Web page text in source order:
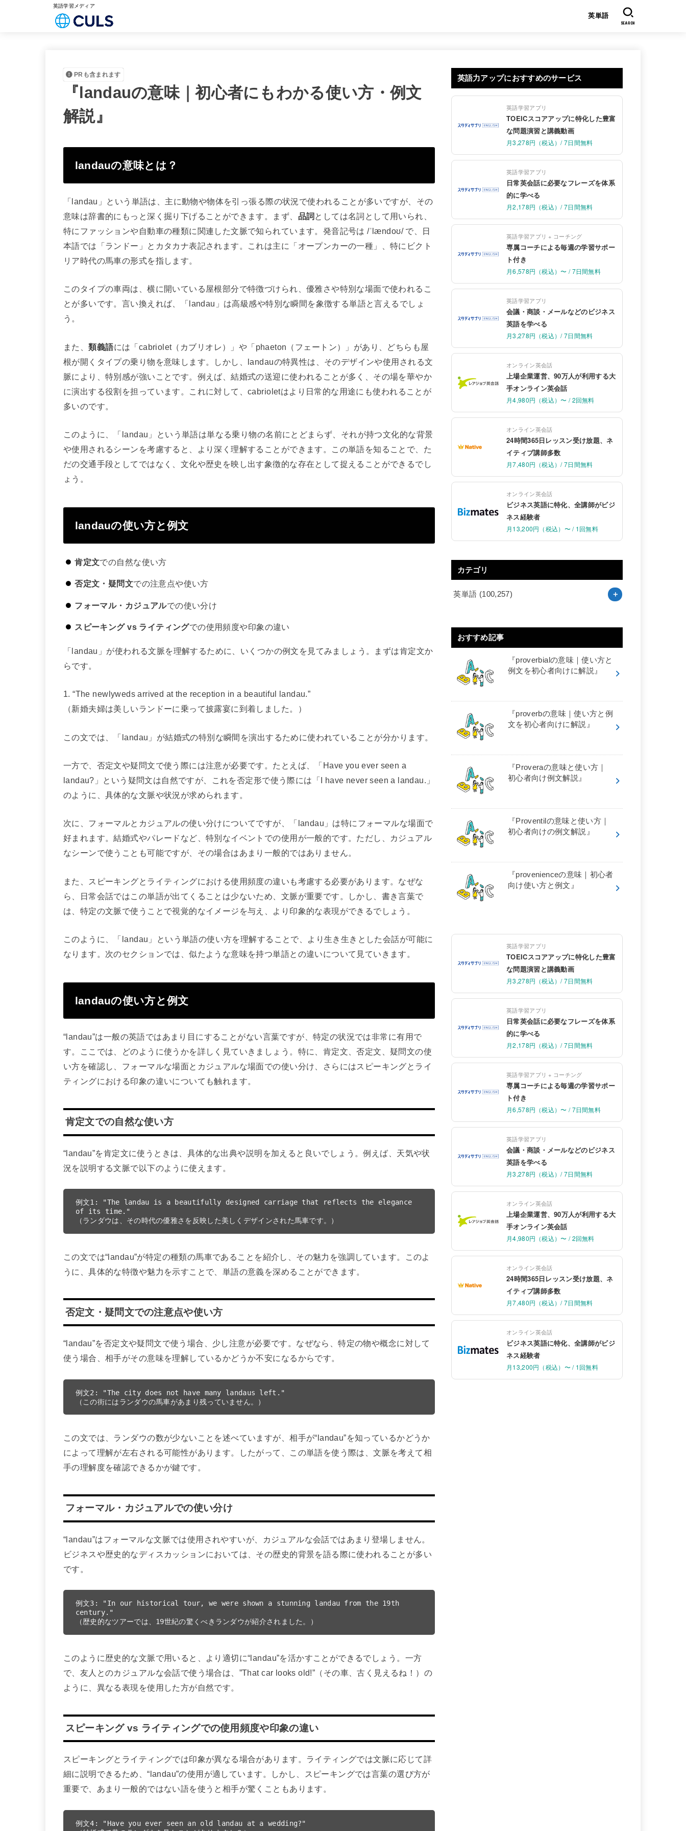
英語学習メディア
英単語
SEARCH
PRも含まれます
『landauの意味｜初心者にもわかる使い方・例文
解説』
landauの意味とは？
「landau」という単語は、主に動物や物体を引っ張る際の状況で使われることが多いですが、その
意味は辞書的にもっと深く掘り下げることができます。まず、 品詞 としては名詞として用いられ、
特にファッションや自動車の種類に関連した文脈で知られています。発音記号は /ˈlændoʊ/ で、日
本語では「ランドー」とカタカナ表記されます。これは主に「オープンカーの一種」、特にビクト
リア時代の馬車の形式を指します。
このタイプの車両は、横に開いている屋根部分で特徴づけられ、優雅さや特別な場面で使われるこ
とが多いです。言い換えれば、「landau」は高級感や特別な瞬間を象徴する単語と言えるでしょ
う。
また、類義語には「cabriolet（カブリオレ）」や「phaeton（フェートン）」があり、どちらも屋
根が開くタイプの乗り物を意味します。しかし、landauの特異性は、そのデザインや使用される文
脈により、特別感が強いことです。例えば、結婚式の送迎に使われることが多く、その場を華やか
に演出する役割を担っています。これに対して、cabrioletはより日常的な用途にも使われることが
多いのです。
このように、「landau」という単語は単なる乗り物の名前にとどまらず、それが持つ文化的な背景
や使用されるシーンを考慮すると、より深く理解することができます。この単語を知ることで、た
だの交通手段としてではなく、文化や歴史を映し出す象徴的な存在として捉えることができるでし
ょう。
landauの使い方と例文
肯定文での自然な使い方
否定文・疑問文での注意点や使い方
フォーマル・カジュアルでの使い分け
スピーキング vs ライティングでの使用頻度や印象の違い
「landau」が使われる文脈を理解するために、いくつかの例文を見てみましょう。まずは肯定文か
らです。
1. “The newlyweds arrived at the reception in a beautiful landau.”
（新婚夫婦は美しいランドーに乗って披露宴に到着しました。）
この文では、「landau」が結婚式の特別な瞬間を演出するために使われていることが分かります。
一方で、否定文や疑問文で使う際には注意が必要です。たとえば、「Have you ever seen a
landau?」という疑問文は自然ですが、これを否定形で使う際には「I have never seen a landau.」
のように、具体的な文脈や状況が求められます。
次に、フォーマルとカジュアルの使い分けについてですが、「landau」は特にフォーマルな場面で
好まれます。結婚式やパレードなど、特別なイベントでの使用が一般的です。ただし、カジュアル
なシーンで使うことも可能ですが、その場合はあまり一般的ではありません。
また、スピーキングとライティングにおける使用頻度の違いも考慮する必要があります。なぜな
ら、日常会話ではこの単語が出てくることは少ないため、文脈が重要です。しかし、書き言葉で
は、特定の文脈で使うことで視覚的なイメージを与え、より印象的な表現ができるでしょう。
このように、「landau」という単語の使い方を理解することで、より生き生きとした会話が可能に
なります。次のセクションでは、似たような意味を持つ単語との違いについて見ていきます。
landauの使い方と例文
“landau”は一般の英語ではあまり目にすることがない言葉ですが、特定の状況では非常に有用で
す。ここでは、どのように使うかを詳しく見ていきましょう。特に、肯定文、否定文、疑問文の使
い方を確認し、フォーマルな場面とカジュアルな場面での使い分け、さらにはスピーキングとライ
ティングにおける印象の違いについても触れます。
肯定文での自然な使い方
“landau”を肯定文に使うときは、具体的な出典や説明を加えると良いでしょう。例えば、天気や状
況を説明する文脈で以下のように使えます。
例文1: "The landau is a beautifully designed carriage that reflects the elegance
of its time."
この文では“landau”が特定の種類の馬車であることを紹介し、その魅力を強調しています。このよ
うに、具体的な特徴や魅力を示すことで、単語の意義を深めることができます。
否定文・疑問文での注意点や使い方
“landau”を否定文や疑問文で使う場合、少し注意が必要です。なぜなら、特定の物や概念に対して
使う場合、相手がその意味を理解しているかどうか不安になるからです。
例文2: "The city does not have many landaus left."
この文では、ランダウの数が少ないことを述べていますが、相手が“landau”を知っているかどうか
によって理解が左右される可能性があります。したがって、この単語を使う際は、文脈を考えて相
手の理解度を確認できるかが鍵です。
フォーマル・カジュアルでの使い分け
“landau”はフォーマルな文脈では使用されやすいが、カジュアルな会話ではあまり登場しません。
ビジネスや歴史的なディスカッションにおいては、その歴史的背景を語る際に使われることが多い
です。
例文3: "In our historical tour, we were shown a stunning landau from the 19th
century."
このように歴史的な文脈で用いると、より適切に“landau”を活かすことができるでしょう。一方
で、友人とのカジュアルな会話で使う場合は、”That car looks old!”（その車、古く見えるね！）の
ように、異なる表現を使用した方が自然です。
スピーキング vs ライティングでの使用頻度や印象の違い
スピーキングとライティングでは印象が異なる場合があります。ライティングでは文脈に応じて詳
細に説明できるため、“landau”の使用が適しています。しかし、スピーキングでは言葉の選び方が
重要で、あまり一般的ではない語を使うと相手が驚くこともあります。
例文4: "Have you ever seen an old landau at a wedding?"
英語力アップにおすすめのサービス
英語学習アプリ
TOEICスコアアップに特化した豊富
な問題演習と講義動画
月3,278円（税込）/ 7日間無料
英語学習アプリ
日常英会話に必要なフレーズを体系
的に学べる
月2,178円（税込）/ 7日間無料
英語学習アプリ + コーチング
専属コーチによる毎週の学習サポー
ト付き
月6,578円（税込）〜 / 7日間無料
英語学習アプリ
会議・商談・メールなどのビジネス
英語を学べる
月3,278円（税込）/ 7日間無料
オンライン英会話
上場企業運営、90万人が利用する大
手オンライン英会話
月4,980円（税込）〜 / 2回無料
オンライン英会話
24時間365日レッスン受け放題、ネ
イティブ講師多数
月7,480円（税込）/ 7日間無料
オンライン英会話
ビジネス英語に特化、全講師がビジ
ネス経験者
月13,200円（税込）〜 / 1回無料
カテゴリ
英単語 (100,257)
おすすめ記事
『proverbialの意味｜使い方と
例文を初心者向けに解説』
『proverbの意味｜使い方と例
文を初心者向けに解説』
『Proveraの意味と使い方｜
初心者向け例文解説』
『Proventilの意味と使い方｜
初心者向けの例文解説』
『provenienceの意味｜初心者
向け使い方と例文』
英語学習アプリ
TOEICスコアアップに特化した豊富
な問題演習と講義動画
月3,278円（税込）/ 7日間無料
英語学習アプリ
日常英会話に必要なフレーズを体系
的に学べる
月2,178円（税込）/ 7日間無料
英語学習アプリ + コーチング
専属コーチによる毎週の学習サポー
ト付き
月6,578円（税込）〜 / 7日間無料
英語学習アプリ
会議・商談・メールなどのビジネス
英語を学べる
月3,278円（税込）/ 7日間無料
オンライン英会話
上場企業運営、90万人が利用する大
手オンライン英会話
月4,980円（税込）〜 / 2回無料
オンライン英会話
24時間365日レッスン受け放題、ネ
イティブ講師多数
月7,480円（税込）/ 7日間無料
オンライン英会話
ビジネス英語に特化、全講師がビジ
ネス経験者
月13,200円（税込）〜 / 1回無料